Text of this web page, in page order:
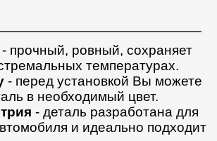
- прочный, ровный, сохраняет
температурах.
- перед установкой Вы можете
в необходимый цвет.
- деталь разработана для
и идеально подходит